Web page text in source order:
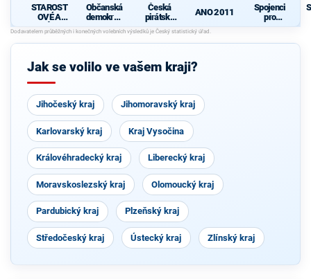
STAROST
OVÉ A
NEZÁVISL
Í
Občanská
demokrati
cká strana
Česká
pirátská
strana
ANO 2011
Spojenci
pro
Středočes
TOP 09,
Jak se volilo ve vašem kraji?
Jihočeský kraj Jihomoravský kraj
Karlovarský kraj Kraj Vysočina
Královéhradecký kraj Liberecký kraj
Moravskoslezský kraj Olomoucký kraj
Pardubický kraj Plzeňský kraj
Středočeský kraj Ústecký kraj Zlínský kraj